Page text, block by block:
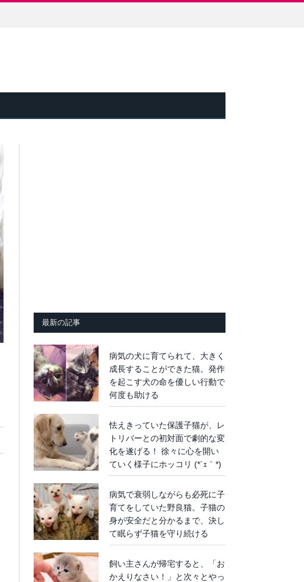
最新の記事
病気の犬に育てられて、大きく
成長することができた猫。発作
を起こす犬の命を優しい行動で
何度も助ける
怯えきっていた保護子猫が、レ
トリバーとの初対面で劇的な変
化を遂げる！ 徐々に心を開い
ていく様子にホッコリ (*´ｪ｀*)
病気で衰弱しながらも必死に子
育てをしていた野良猫。子猫の
身が安全だと分かるまで、決し
て眠らず子猫を守り続ける
飼い主さんが帰宅すると、「お
かえりなさい！」と次々とやっ